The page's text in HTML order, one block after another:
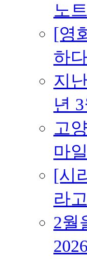
노
[영
하
지
년
고
마
[시
라
2월